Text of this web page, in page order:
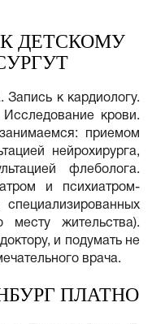
ДЕТСКОМУ
Запись к кардиологу.
крови.
приемом
нейрохирурга,
флеболога.
и психиатром-
месту жительства).
и подумать не
врача.
ПЛАТНО